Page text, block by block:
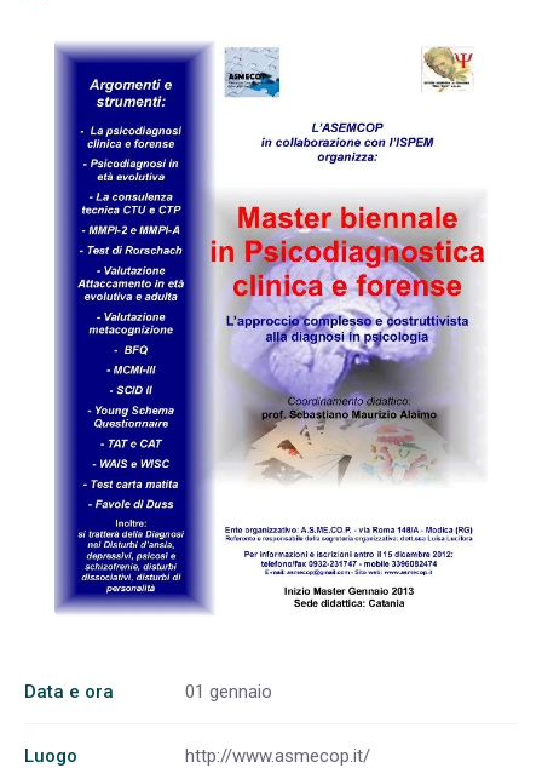
Data e ora 01 gennaio
Luogo http://www.asmecop.it/